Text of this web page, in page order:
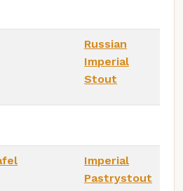
Russian
Imperial
Stout
Imperial
Pastrystout